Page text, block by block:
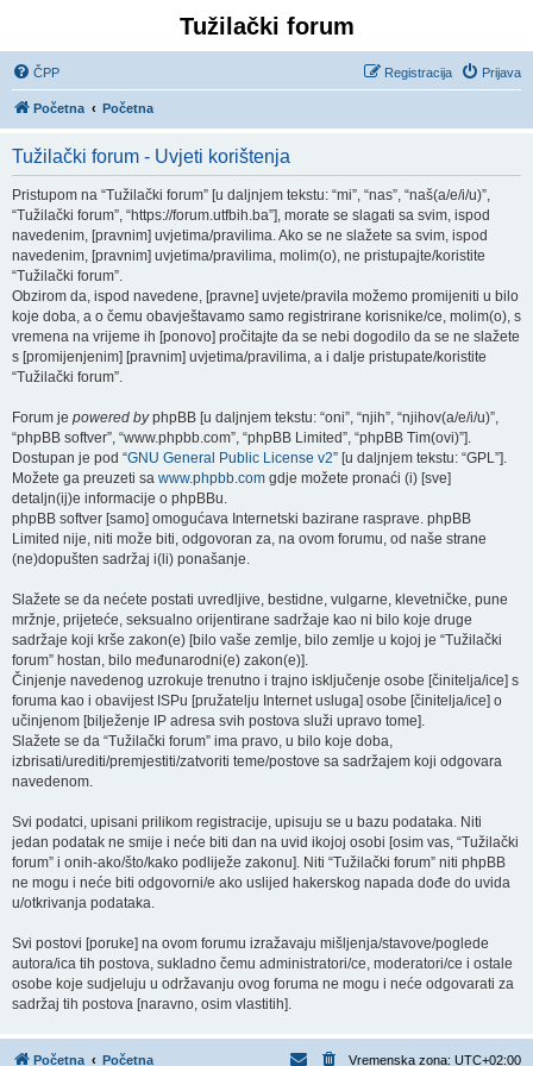
Tužilački forum
ČPP Prijava
Registracija
Početna Početna
Tužilački forum - Uvjeti korištenja
Pristupom na “Tužilački forum” [u daljnjem tekstu: “mi”, “nas”, “naš(a/e/i/u)”,
“Tužilački forum”, “https://forum.utfbih.ba”], morate se slagati sa svim, ispod
navedenim, [pravnim] uvjetima/pravilima. Ako se ne slažete sa svim, ispod
navedenim, [pravnim] uvjetima/pravilima, molim(o), ne pristupajte/koristite
“Tužilački forum”.
Obzirom da, ispod navedene, [pravne] uvjete/pravila možemo promijeniti u bilo
koje doba, a o čemu obavještavamo samo registrirane korisnike/ce, molim(o), s
vremena na vrijeme ih [ponovo] pročitajte da se nebi dogodilo da se ne slažete
s [promijenjenim] [pravnim] uvjetima/pravilima, a i dalje pristupate/koristite
“Tužilački forum”.
Forum je powered byphpBB [u daljnjem tekstu: “oni”, “njih”, “njihov(a/e/i/u)”,
“phpBB softver”, “www.phpbb.com”, “phpBB Limited”, “phpBB Tim(ovi)”].
Dostupan je pod “GNU General Public License v2” [u daljnjem tekstu: “GPL”].
Možete ga preuzeti sa www.phpbb.com gdje možete pronaći (i) [sve]
detaljn(ij)e informacije o phpBBu.
phpBB softver [samo] omogućava Internetski bazirane rasprave. phpBB
Limited nije, niti može biti, odgovoran za, na ovom forumu, od naše strane
(ne)dopušten sadržaj i(li) ponašanje.
Slažete se da nećete postati uvredljive, bestidne, vulgarne, klevetničke, pune
mržnje, prijeteće, seksualno orijentirane sadržaje kao ni bilo koje druge
sadržaje koji krše zakon(e) [bilo vaše zemlje, bilo zemlje u kojoj je “Tužilački
forum” hostan, bilo međunarodni(e) zakon(e)].
Činjenje navedenog uzrokuje trenutno i trajno isključenje osobe [činitelja/ice] s
foruma kao i obavijest ISPu [pružatelju Internet usluga] osobe [činitelja/ice] o
učinjenom [bilježenje IP adresa svih postova služi upravo tome].
Slažete se da “Tužilački forum” ima pravo, u bilo koje doba,
izbrisati/urediti/premjestiti/zatvoriti teme/postove sa sadržajem koji odgovara
navedenom.
Svi podatci, upisani prilikom registracije, upisuju se u bazu podataka. Niti
jedan podatak ne smije i neće biti dan na uvid ikojoj osobi [osim vas, “Tužilački
forum” i onih-ako/što/kako podliježe zakonu]. Niti “Tužilački forum” niti phpBB
ne mogu i neće biti odgovorni/e ako uslijed hakerskog napada dođe do uvida
u/otkrivanja podataka.
Svi postovi [poruke] na ovom forumu izražavaju mišljenja/stavove/poglede
autora/ica tih postova, sukladno čemu administratori/ce, moderatori/ce i ostale
osobe koje sudjeluju u održavanju ovog foruma ne mogu i neće odgovarati za
sadržaj tih postova [naravno, osim vlastitih].
Početna Početna Vremenska zona: UTC+02:00